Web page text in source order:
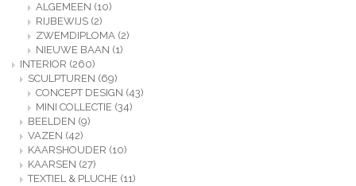
ALGEMEEN (10)
RIJBEWIJS (2)
ZWEMDIPLOMA (2)
NIEUWE BAAN (1)
INTERIOR (260)
SCULPTUREN (69)
CONCEPT DESIGN (43)
MINI COLLECTIE (34)
BEELDEN (9)
VAZEN (42)
KAARSHOUDER (10)
KAARSEN (27)
TEXTIEL & PLUCHE (11)